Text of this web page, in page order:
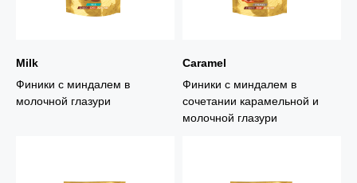
Milk
Финики с миндалем в
молочной глазури
Caramel
Финики с миндалем в
сочетании карамельной и
молочной глазури